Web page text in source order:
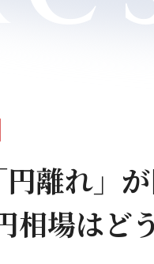
円離れ」
場はど